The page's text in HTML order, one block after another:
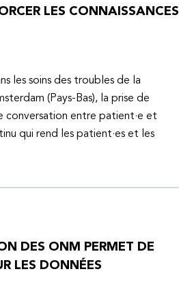
LES CONNAISSANCES
les soins des troubles de la
(Pays-Bas), la prise de
conversation entre patient·e et
qui rend les patient·es et les
DES ONM PERMET DE
LES DONNÉES